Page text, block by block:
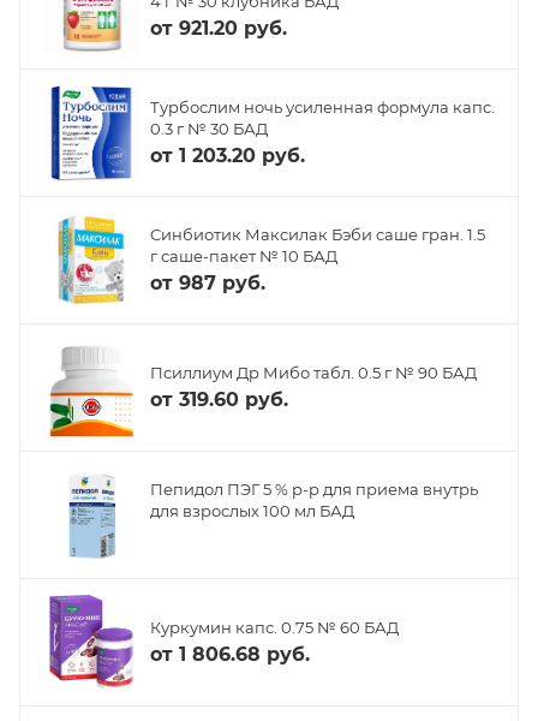
от 921.20 руб.
Турбослим ночь усиленная формула капс.
0.3 г № 30 БАД
от 1 203.20 руб.
Синбиотик Максилак Бэби саше гран. 1.5
г саше-пакет № 10 БАД
от 987 руб.
Псиллиум Др Мибо табл. 0.5 г № 90 БАД
от 319.60 руб.
Пепидол ПЭГ 5 % р-р для приема внутрь
для взрослых 100 мл БАД
Куркумин капс. 0.75 № 60 БАД
от 1 806.68 руб.